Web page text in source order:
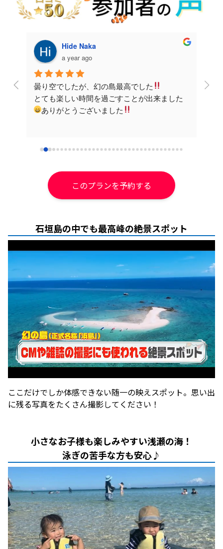
Hide Naka
a year ago
曇り空でしたが、幻の島最高でした
とても楽しい時間を過ごすことが出来ました
ありがとうございました
ス
このプランを予約する
石垣島の中でも最高峰の絶景スポット
ここだけでしか体感できない随一の映えスポット。思い出
に残る写真をたくさん撮影してください！
小さなお子様も楽しみやすい浅瀬の海！
泳ぎの苦手な方も安心♪